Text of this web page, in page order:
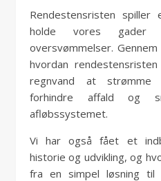
Rendestensristen
holde vores gader
oversvømmelser.
hvordan
regnvand at strømme
forhindre affald og
afløbssystemet.
Vi har også fået et
historie og udvikling, og
fra en simpel løsning til